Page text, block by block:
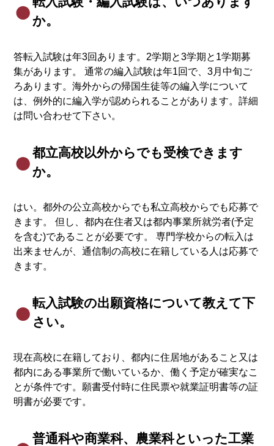
か。
答転入試験は年3回あります。2学期と3学期と1学期募
集があります。 通常の編入試験は年1回で、3月中旬ご
ろあります。海外からの帰国生徒等の編入学について
は、例外的に編入学が認められることがあります。詳細
は問い合わせて下さい。
都立高校以外からでも受検できます
か。
はい。都外の公立高校からでも私立高校からでも応募で
きます。 但し、都内在住者又は都内事業所就労者(予定
を含む)であることが必要です。 専門学校からの転入は
出来ませんが、通信制の高校に在籍している人は応募で
きます。
転入試験の出願資格について教えて下
さい。
現在高校に在籍しており、都内に住居地があること又は
都内にある事業所で働いているか、働く予定が確実なこ
とが条件です。願書受付時に住民票や就業証明書等の証
明書が必要です。
普通科や商業科、農業科といった工業